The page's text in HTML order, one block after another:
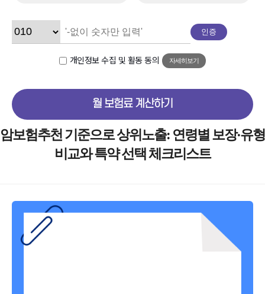
인증
개인정보 수집 및 활동 동의 자세히보기
월 보험료 계산하기
암보험추천 기준으로 상위노출: 연령별 보장·유형
비교와 특약 선택 체크리스트